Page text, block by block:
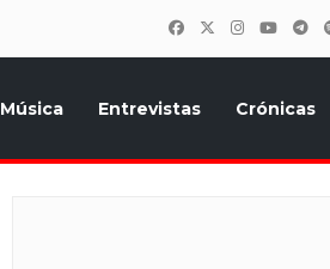
Música Entrevistas Crónicas